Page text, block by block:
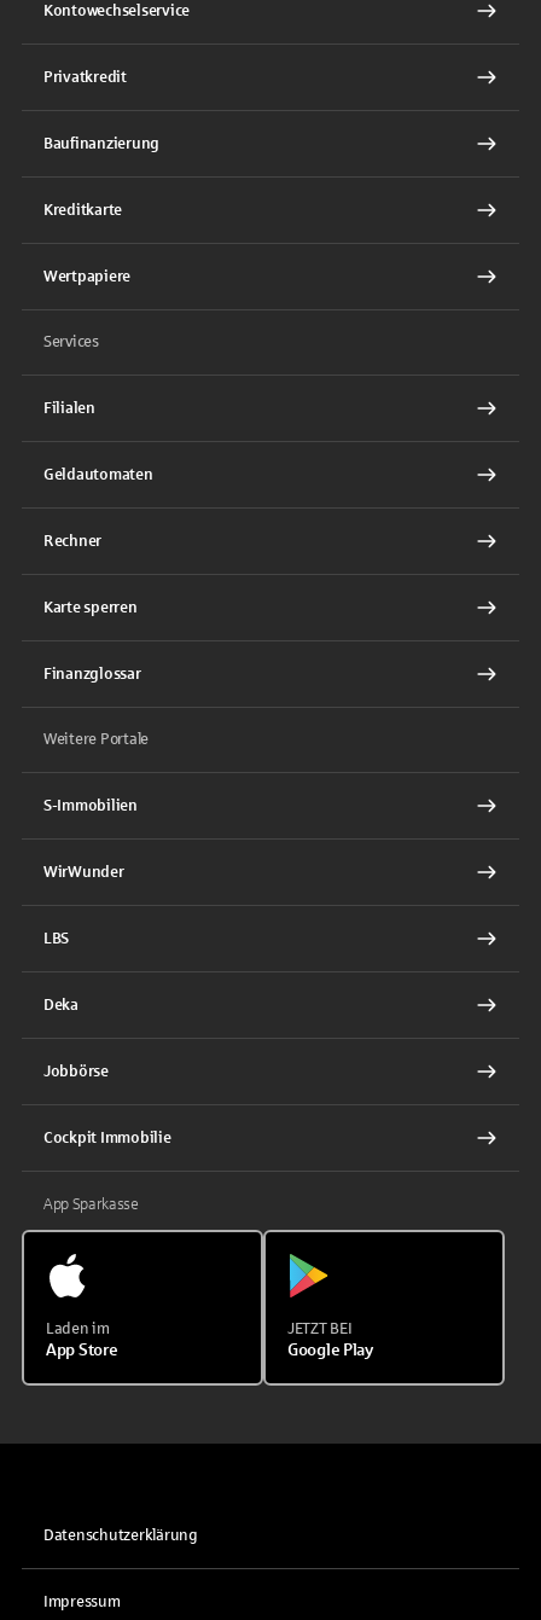
Kontowechselservice
Privatkredit
Baufinanzierung
Kreditkarte
Wertpapiere
Services
Filialen
Geldautomaten
Rechner
Karte sperren
Finanzglossar
Weitere Portale
S-Immobilien
WirWunder
LBS
Deka
Jobbörse
Cockpit Immobilie
App Sparkasse
Laden im
App Store
JETZT BEI
Google Play
Datenschutzerklärung
Impressum